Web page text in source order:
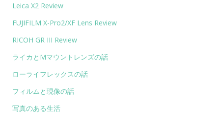
Leica X2 Review
FUJIFILM X-Pro2/XF Lens Review
RICOH GR III Review
ライカとMマウントレンズの話
ローライフレックスの話
フィルムと現像の話
写真のある生活